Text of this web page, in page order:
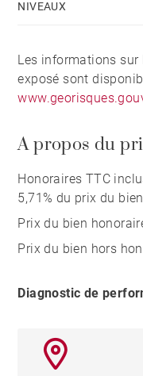
NIVEAUX
Les informations sur
exposé sont
A propos du
Honoraires TTC
5,71% du prix du
Prix du bien
Prix du bien hors
Diagnostic de